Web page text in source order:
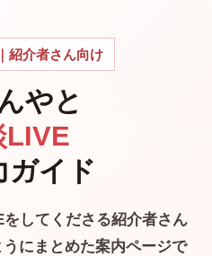
紹介者さん向け
やと
LIVE
ガイド
してくださる紹介者さん
にまとめた案内ページで